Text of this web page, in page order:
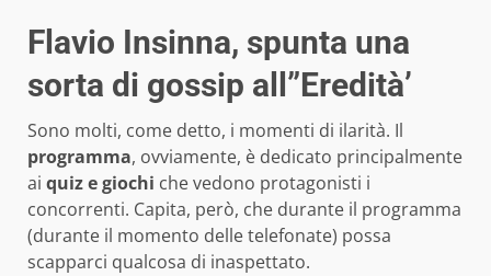
Flavio Insinna, spunta una
sorta di gossip all”Eredità’
Sono molti, come detto, i momenti di ilarità. Il
programma, ovviamente, è dedicato principalmente
ai quiz e giochi che vedono protagonisti i
concorrenti. Capita, però, che durante il programma
(durante il momento delle telefonate) possa
scapparci qualcosa di inaspettato.